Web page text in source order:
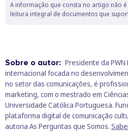
A informação que consta no artigo não
leitura integral de documentos que
Sobre o autor: Presidente da
internacional focada no
no setor das comunicações, é
marketing, com o mestrado em
Universidade Católica Portuguesa.
plataforma digital de comunicação
autoria As Perguntas que Somos.